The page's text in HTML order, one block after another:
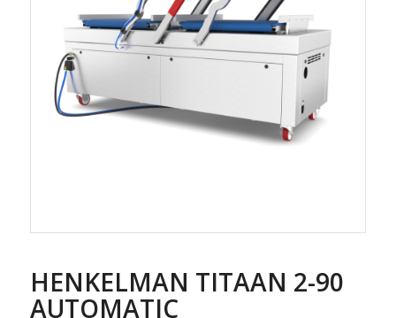
HENKELMAN TITAAN 2-90
AUTOMATIC